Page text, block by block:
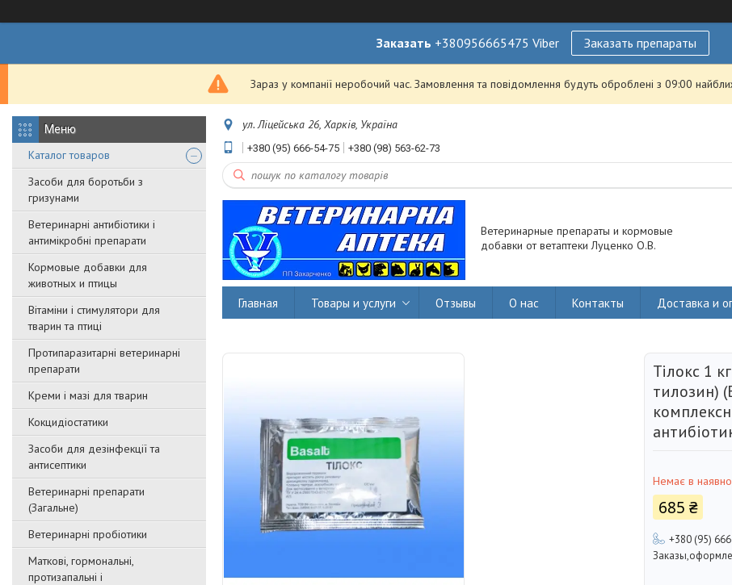
Заказать +380956665475 Viber Заказать препараты
Зараз у компанії неробочий час. Замовлення та повідомлення будуть оброблені з 09:00
Каталог товаров
Засоби для боротьби з
гризунами
Ветеринарні антибіотики і
антимікробні препарати
Кормовые добавки для
животных и птицы
Вітаміни і стимулятори для
тварин та птиці
Протипаразитарні ветеринарні
препарати
Креми і мазі для тварин
Кокцидіостатики
Засоби для дезінфекції та
антисептики
Ветеринарні препарати
(Загальне)
Ветеринарні пробіотики
Маткові, гормональні,
протизапальні і
ул. Ліцейська 26, Харків, Україна
+380 (95) 666-54-75 +380 (98) 563-62-73
Ветеринарные препараты и кормовые
добавки от ветаптеки Луценко О.В.
Главная Товары и услуги Отзывы О нас Контакты Доставка и
Тілокс 1
тилозин)
Немає в
685 ₴
+380 (95)